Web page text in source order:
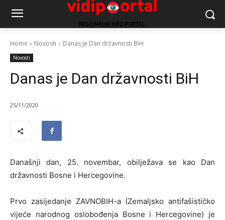
Home Novosti Danas je Dan državnosti BiH
Novosti
Danas je Dan državnosti BiH
25/11/2020
Današnji dan, 25. novembar, obilježava se kao Dan
državnosti Bosne i Hercegovine.
Prvo zasijedanje ZAVNOBIH-a (Zemaljsko antifašističko
vijeće narodnog oslobođenja Bosne i Hercegovine) je